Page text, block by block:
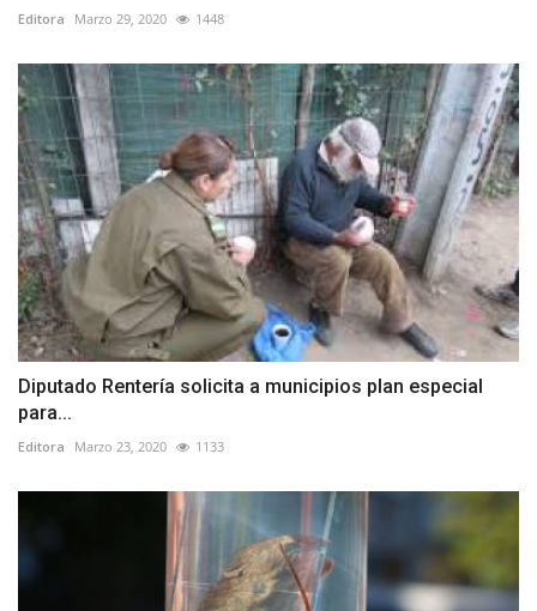
Editora Marzo 29, 2020 1448
Diputado Rentería solicita a municipios plan especial
para...
Editora Marzo 23, 2020 1133